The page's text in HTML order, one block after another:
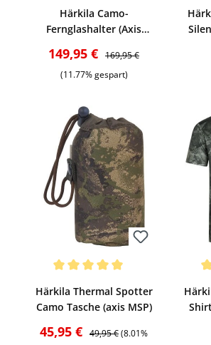
Härkila Camo-
Fernglashalter (Axis
Verkaufspreis:
149,95 € Regulärer Preis:
169,95 €
(11.77% gespart)
Bewerten
Härkila Thermal Spotter
Camo Tasche (axis MSP)
Verkaufspreis:
45,95 € Regulärer Preis:
49,95 €(8.01%